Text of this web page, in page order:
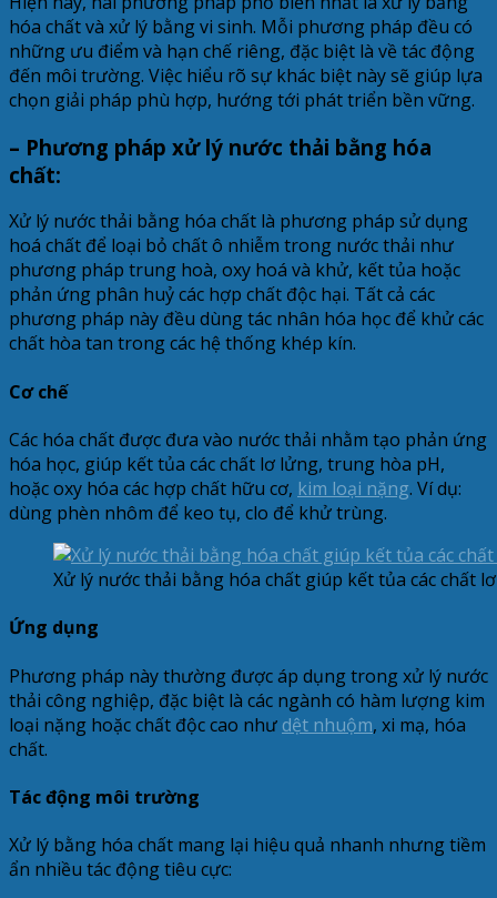
hóa chất và xử lý bằng vi sinh. Mỗi phương pháp đều có
những ưu điểm và hạn chế riêng, đặc biệt là về tác động
đến môi trường. Việc hiểu rõ sự khác biệt này sẽ giúp lựa
chọn giải pháp phù hợp, hướng tới phát triển bền vững.
– Phương pháp xử lý nước thải bằng hóa
chất:
Xử lý nước thải bằng hóa chất là phương pháp sử dụng
hoá chất để loại bỏ chất ô nhiễm trong nước thải như
phương pháp trung hoà, oxy hoá và khử, kết tủa hoặc
phản ứng phân huỷ các hợp chất độc hại. Tất cả các
phương pháp này đều dùng tác nhân hóa học để khử các
chất hòa tan trong các hệ thống khép kín.
Cơ chế
Các hóa chất được đưa vào nước thải nhằm tạo phản ứng
hóa học, giúp kết tủa các chất lơ lửng, trung hòa pH,
hoặc oxy hóa các hợp chất hữu cơ, kim loại nặng. Ví dụ:
dùng phèn nhôm để keo tụ, clo để khử trùng.
Xử lý nước thải bằng hóa chất giúp kết tủa các chất
Ứng dụng
Phương pháp này thường được áp dụng trong xử lý nước
thải công nghiệp, đặc biệt là các ngành có hàm lượng kim
loại nặng hoặc chất độc cao như dệt nhuộm, xi mạ, hóa
chất.
Tác động môi trường
Xử lý bằng hóa chất mang lại hiệu quả nhanh nhưng tiềm
ẩn nhiều tác động tiêu cực: